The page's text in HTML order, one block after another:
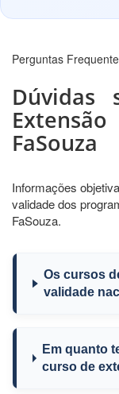
Perguntas
Dúvidas
FaSouza
Informações
validade dos
FaSouza.
Os cursos
validade
Em quanto
curso de